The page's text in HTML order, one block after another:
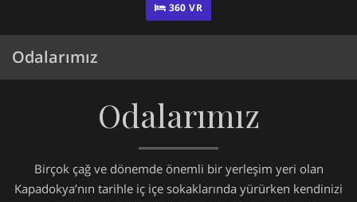
360 VR
Odalarımız
Odalarımız
Birçok çağ ve dönemde önemli bir yerleşim yeri olan
Kapadokya’nın tarihle iç içe sokaklarında yürürken kendinizi